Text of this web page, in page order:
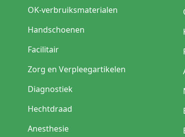
OK-verbruiksmaterialen
Handschoenen
Facilitair
Zorg en Verpleegartikelen
Diagnostiek
Hechtdraad
Anesthesie